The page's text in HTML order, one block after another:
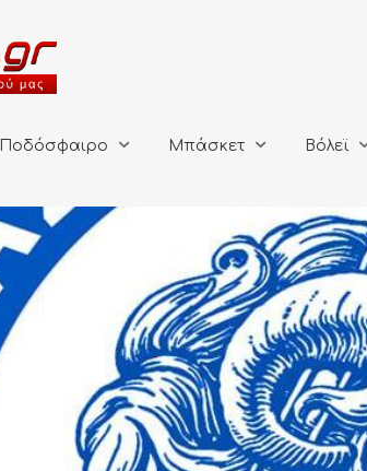
Ποδόσφαιρο Μπάσκετ Βόλεϊ